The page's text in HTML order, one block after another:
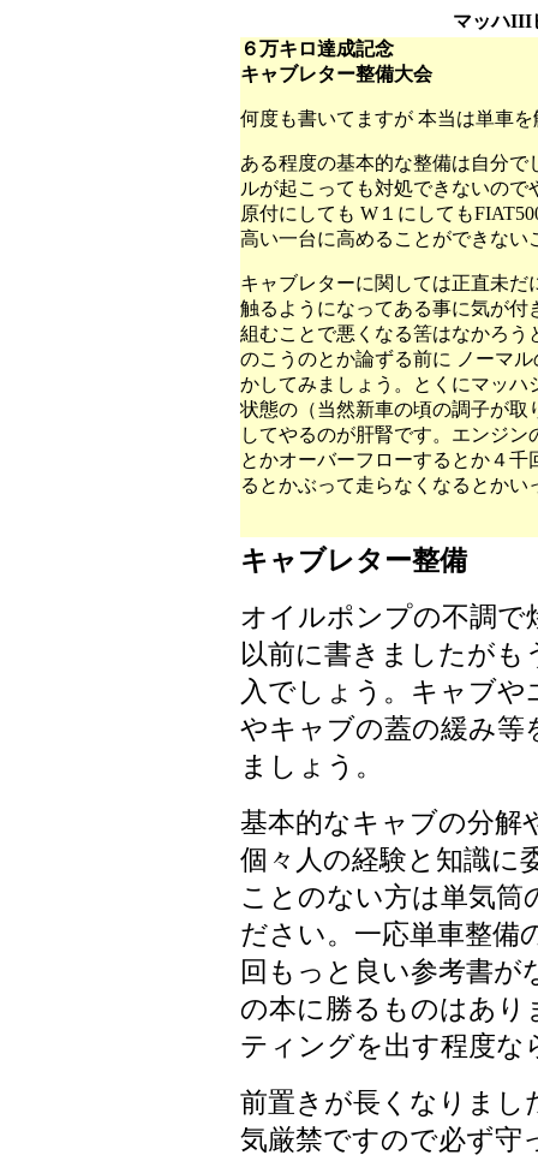
マッハIII
６万キロ達成記念
キャブレター整備大会
何度も書いてますが 本当は単車
ある程度の基本的な整備は自分
ルが起こっても対処できないの
原付にしても W１にしても
高い一台に高めることができない
キャブレターに関しては正直未
触るようになってある事に気が
組むことで悪くなる筈はなかろ
のこうのとか論ずる前に ノーマ
かしてみましょう。とくにマッ
状態の（当然新車の頃の調子が
してやるのが肝腎です。エンジ
とかオーバーフローするとか４
るとかぶって走らなくなるとか
キャブレター整備
オイルポンプの不調
以前に書きましたが
入でしょう。キャブ
やキャブの蓋の緩み等
ましょう。
基本的なキャブの分解
個々人の経験と知識に
ことのない方は単気筒
ださい。一応単車整備
回もっと良い参考書が
の本に勝るものはあ
ティングを出す程度な
前置きが長くなりまし
気厳禁ですので必ず守